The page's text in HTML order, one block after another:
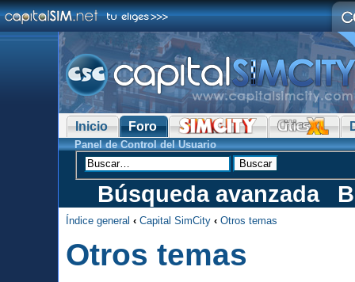
Inicio Foro
Panel de Control del Usuario
Búsqueda avanzada
Índice general ‹ Capital SimCity ‹ Otros temas
Otros temas